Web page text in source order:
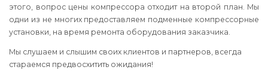
этого, вопрос цены компрессора отходит на второй план. Мы
одни из не многих предоставляем подменные компрессорные
установки, на время ремонта оборудования заказчика.
Мы слушаем и слышим своих клиентов и партнеров, всегда
стараемся предвосхитить ожидания!